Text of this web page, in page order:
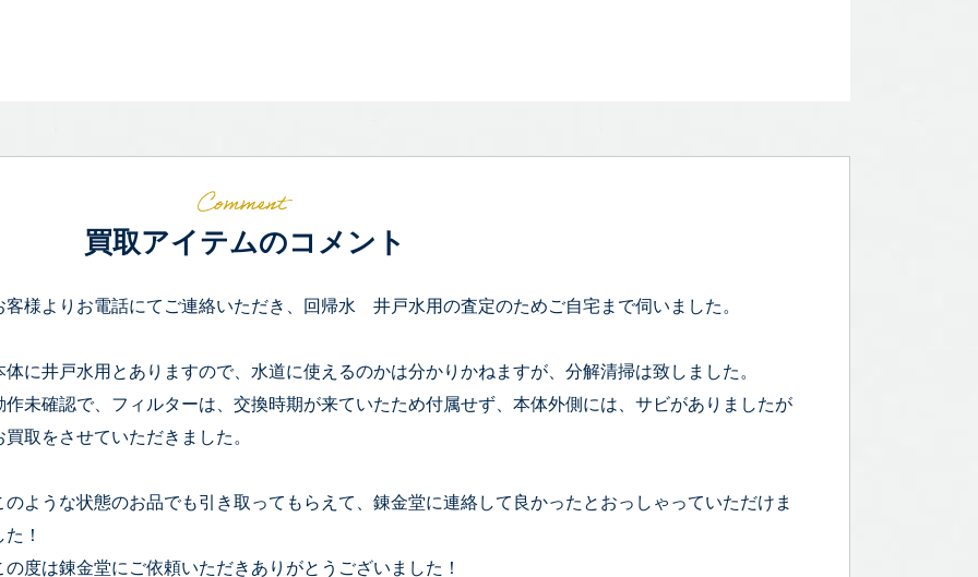
買取アイテムのコメント
客様よりお電話にてご連絡いただき、回帰水 井戸水用の査定のためご自宅まで伺いました。
体に井戸水用とありますので、水道に使えるのかは分かりかねますが、分解清掃は致しました。
作未確認で、フィルターは、交換時期が来ていたため付属せず、本体外側には、サビがありましたが
買取をさせていただきました。
のような状態のお品でも引き取ってもらえて、錬金堂に連絡して良かったとおっしゃっていただけま
た！
の度は錬金堂にご依頼いただきありがとうございました！